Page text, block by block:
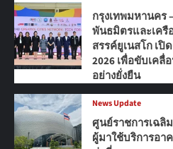
กรุงเทพมหานคร
พันธมิตรและเครื
สรรค์ยูเนสโก เปิ
2026 เพื่อขับเคลื่
อย่างยั่งยืน
News Update
ศูนย์ราชการเฉลิ
ผู้มาใช้บริการอา